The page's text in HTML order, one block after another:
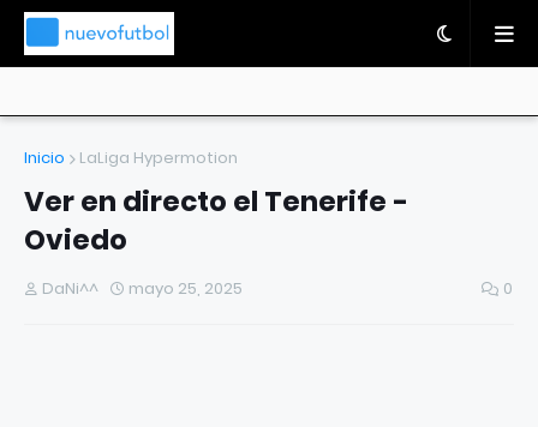
Inicio LaLiga Hypermotion
Ver en directo el Tenerife -
Oviedo
DaNi^^ mayo 25, 2025 0